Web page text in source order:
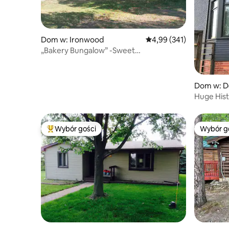
Dom w: Ironwood Średnia ocena: 4,99 na
4,99 (341)
„Bakery Bungalow” -Sweet
Dom w:
Huge
Najpopularniejsze z kategorii Wybór gości
Wybór gości Wybór
Wybór